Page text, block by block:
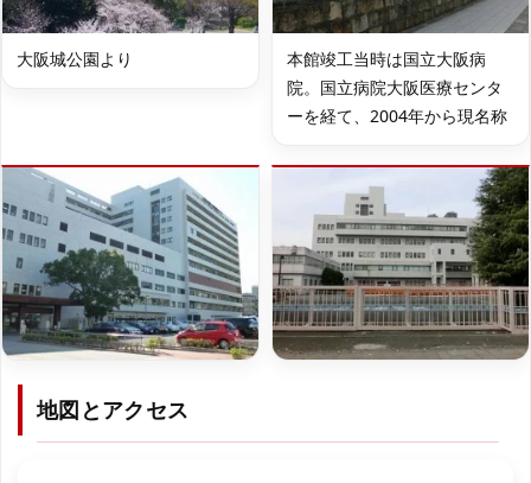
大阪城公園より
本館竣工当時は国立大阪病
院。国立病院大阪医療センタ
ーを経て、2004年から現名称
地図とアクセス